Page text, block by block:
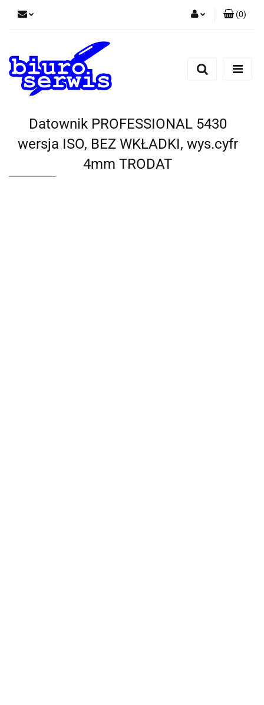
Zarejestruj się
(0)
Datownik PROFESSIONAL 5430
wersja ISO, BEZ WKŁADKI, wys.cyfr
4mm TRODAT